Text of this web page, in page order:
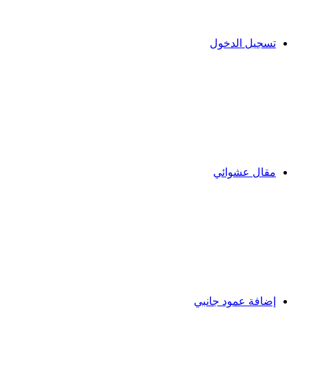
تسجيل الدخول
مقال عشوائي
إضافة عمود جانبي